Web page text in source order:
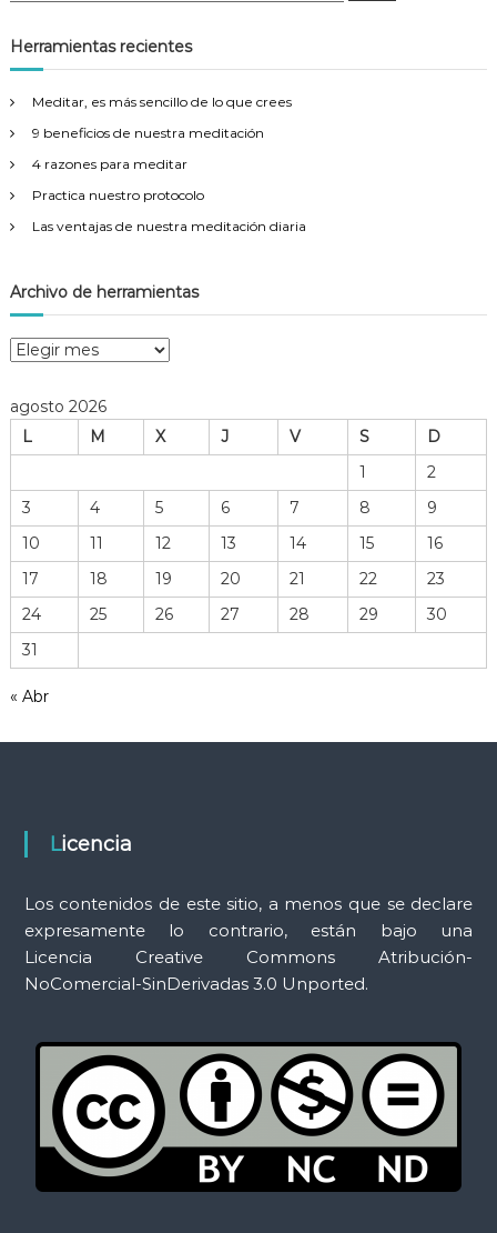
c
a
:
Herramientas recientes
Meditar, es más sencillo de lo que crees
9 beneficios de nuestra meditación
4 razones para meditar
Practica nuestro protocolo
Las ventajas de nuestra meditación diaria
Archivo de herramientas
A
h
o
h
r
r
m
i
n
agosto 2026
L
M X J V S
D
1
2
3
4 5 6 7 8
9
10
11 12 13 14 15
16
17
18 19 20 21 22
23
24
25 26 27 28 29
30
31
« Abr
Licencia
Los contenidos de este sitio, a menos que se declare
expresamente lo contrario, están bajo una
Licencia Creative Commons Atribución-
NoComercial-SinDerivadas 3.0 Unported.